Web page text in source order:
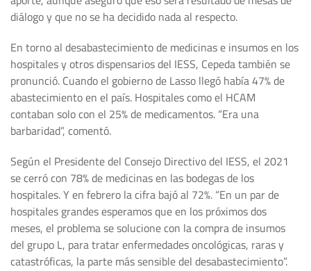
diálogo y que no se ha decidido nada al respecto.
En torno al desabastecimiento de medicinas e insumos en los
hospitales y otros dispensarios del IESS, Cepeda también se
pronunció. Cuando el gobierno de Lasso llegó había 47% de
abastecimiento en el país. Hospitales como el HCAM
contaban solo con el 25% de medicamentos. “Era una
barbaridad”, comentó.
Según el Presidente del Consejo Directivo del IESS, el 2021
se cerró con 78% de medicinas en las bodegas de los
hospitales. Y en febrero la cifra bajó al 72%. “En un par de
hospitales grandes esperamos que en los próximos dos
meses, el problema se solucione con la compra de insumos
del grupo L, para tratar enfermedades oncológicas, raras y
catastróficas, la parte más sensible del desabastecimiento”.